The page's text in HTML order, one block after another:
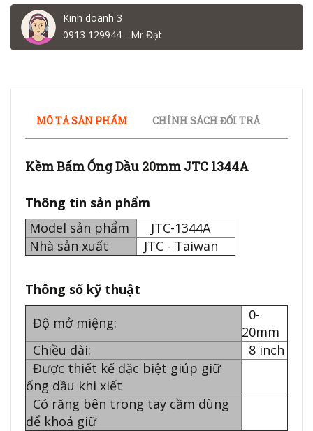
Kinh doanh 3
0913 129944 - Mr Đạt
MÔ TẢ SẢN PHẨM CHÍNH SÁCH ĐỔI TRẢ
Kềm Bấm Ống Dầu 20mm JTC 1344A
Thông tin sản phẩm
Model sản phẩm
JTC-1344A
Nhà sản xuất
JTC - Taiwan
Thông số kỹ thuật
Độ mở miệng:
0-
20mm
Chiều dài:
8 inch
Được thiết kế đặc biệt giúp giữ
ống dầu khi xiết
Có răng bên trong tay cầm dùng
để khoá giữ